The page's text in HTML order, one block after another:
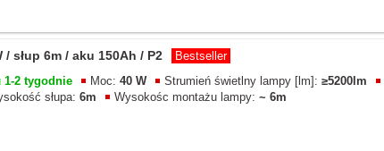
słup 6m / aku 150Ah / P2
Bestseller
1-2 tygodnie Moc: 40 W Strumień świetlny lampy [lm]: ≥5200lm
słupa: 6m Wysokośc montażu lampy: ~ 6m